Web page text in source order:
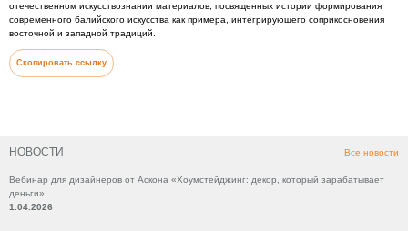
НОВОСТИ Все новости
Вебинар для дизайнеров от Аскона «Хоумстейджинг: декор, который зарабатывает
деньги»
1.04.2026
отечественном искусствознании материалов, посвященных истории формирования
современного балийского искусства как примера, интегрирующего соприкосновения
восточной и западной традиций.
Скопировать ссылку